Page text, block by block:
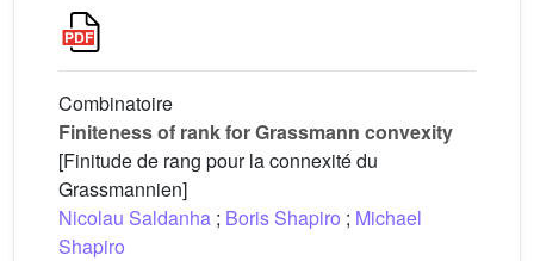
Combinatoire
Finiteness of rank for Grassmann convexity
[Finitude de rang pour la connexité du
Grassmannien]
Nicolau Saldanha ; Boris Shapiro ; Michael
Shapiro